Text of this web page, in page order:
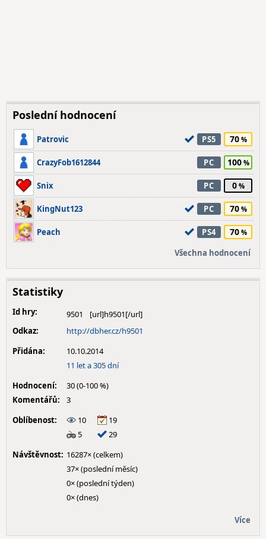
Poslední hodnocení
Patrovic PS5 70
CrazyFob1612844 PC 100
Snix PC 0
KingNut123 PC 70
Peach PS4 70
Všechna hodnocení
Statistiky
Id hry:
9501
Odkaz:
http://dbher.cz/h9501
Přidána:
10.10.2014
11 let a 305 dní
Hodnocení:
30 (0-100 %)
Komentářů:
3
Oblíbenost:
10
19
5
29
Návštěvnost: 16287× (celkem)
37× (poslední měsíc)
0× (poslední týden)
0× (dnes)
Více